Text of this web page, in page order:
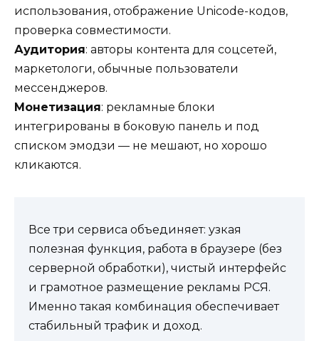
использования, отображение Unicode-кодов,
проверка совместимости.
Аудитория: авторы контента для соцсетей,
маркетологи, обычные пользователи
мессенджеров.
Монетизация: рекламные блоки
интегрированы в боковую панель и под
списком эмодзи — не мешают, но хорошо
кликаются.
Все три сервиса объединяет: узкая
полезная функция, работа в браузере (без
серверной обработки), чистый интерфейс
и грамотное размещение рекламы РСЯ.
Именно такая комбинация обеспечивает
стабильный трафик и доход.